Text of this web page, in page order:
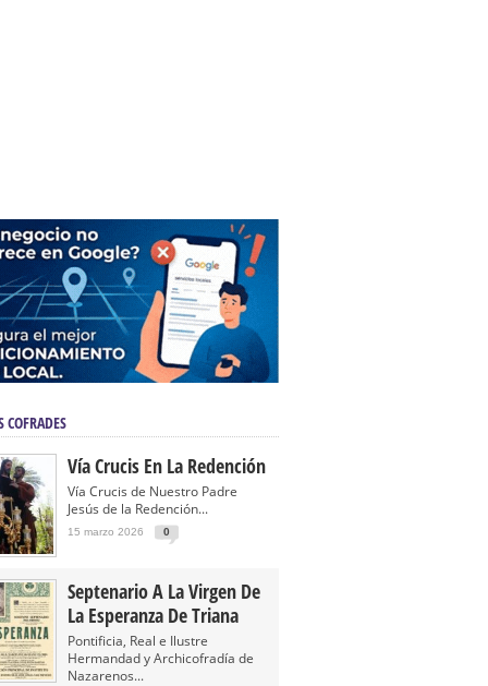
COFRADES
Vía Crucis En La Redención
Vía Crucis de Nuestro Padre
Jesús de la Redención...
15 marzo 2026 0
Septenario A La Virgen De
La Esperanza De Triana
Pontificia, Real e Ilustre
Hermandad y Archicofradía de
Nazarenos...